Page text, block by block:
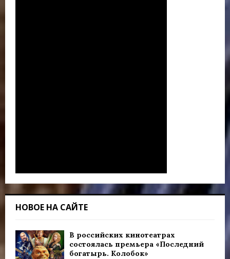
НОВОЕ НА САЙТЕ
В российских кинотеатрах
состоялась премьера «Последний
богатырь. Колобок»